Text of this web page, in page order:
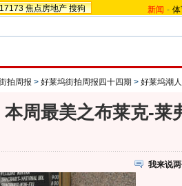
焦点房地产 搜狗 新闻 -
拍周报 > 好莱坞街拍周报四十四期 > 好莱坞潮
本周最美之布莱克-莱
我来说